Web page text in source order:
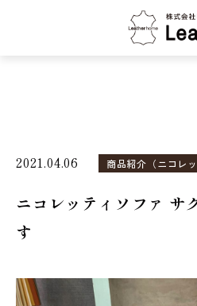
株式会社レ
2021.04.06 商品紹介（ニコレッ
ニコレッティソファ サ
す